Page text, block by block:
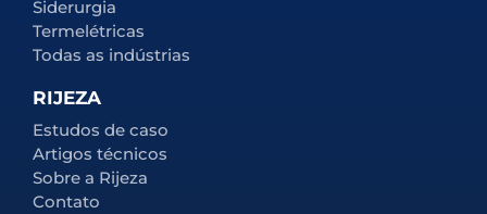
Siderurgia
Termelétricas
Todas as indústrias
RIJEZA
Estudos de caso
Artigos técnicos
Sobre a Rijeza
Contato